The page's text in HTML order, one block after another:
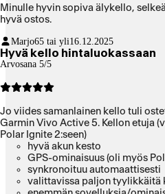
Minulle hyvin sopiva älykello,
hyvä ostos.
Marjo65 tai yli16.12.2025
Hyvä kello hintaluokassaan
Arvosana 5/5
Jo viides samanlainen kello tuli
Garmin Vivo Active 5. Kellon etuja
Polar Ignite 2:seen)
hyvä akun kesto
GPS-ominaisuus (oli myös
synkronoituu automaattisesti
valittavissa paljon tyylikkäitä